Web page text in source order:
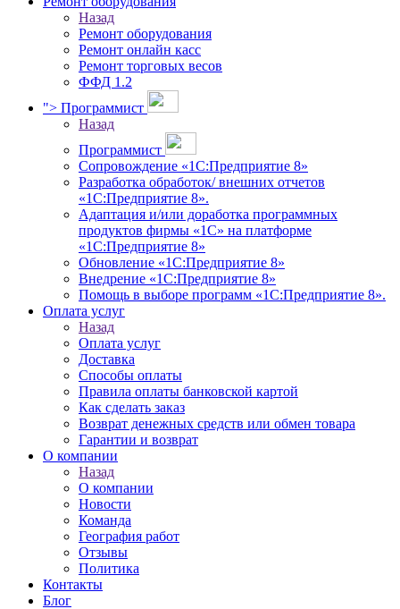
Назад
Ремонт оборудования
Ремонт онлайн касс
Ремонт торговых весов
ФФД 1.2
"> Программист
Назад
Программист
Сопровождение «1С:Предприятие 8»
Разработка обработок/ внешних отчетов
«1С:Предприятие 8».
Адаптация и/или доработка программных
продуктов фирмы «1С» на платформе
«1С:Предприятие 8»
Обновление «1С:Предприятие 8»
Внедрение «1С:Предприятие 8»
Помощь в выборе программ «1С:Предприятие 8».
Оплата услуг
Назад
Оплата услуг
Доставка
Способы оплаты
Правила оплаты банковской картой
Как сделать заказ
Возврат денежных средств или обмен товара
Гарантии и возврат
О компании
Назад
О компании
Новости
Команда
География работ
Отзывы
Политика
Контакты
Блог